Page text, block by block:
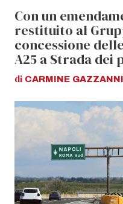
Con un
restituito al
concessione
A25 a Strada dei
di CARMINE GAZZANNI